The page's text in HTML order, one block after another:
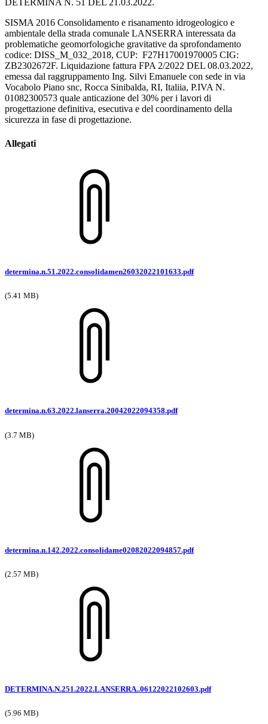
DETERMINA N. 51 DEL 21.03.2022.
SISMA 2016 Consolidamento e risanamento idrogeologico e
ambientale della strada comunale LANSERRA interessata da
problematiche geomorfologiche gravitative da sprofondamento
codice: DISS_M_032_2018, CUP: F27H17001970005 CIG:
ZB2302672F. Liquidazione fattura FPA 2/2022 DEL 08.03.2022,
emessa dal raggruppamento Ing. Silvi Emanuele con sede in via
Vocabolo Piano snc, Rocca Sinibalda, RI, Italiia, P.IVA N.
01082300573 quale anticazione del 30% per i lavori di
progettazione definitiva, esecutiva e del coordinamento della
sicurezza in fase di progettazione.
Allegati
determina.n.51.2022.consolidamen26032022101633.pdf
(5.41 MB)
determina.n.63.2022.lanserra.20042022094358.pdf
(3.7 MB)
determina.n.142.2022.consolidame02082022094857.pdf
(2.57 MB)
DETERMINA.N.251.2022.LANSERRA..06122022102603.pdf
(5.96 MB)